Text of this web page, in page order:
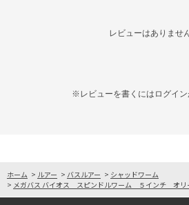
レビューはありません
※レビューを書くには ログイン
ホーム > ルアー > バスルアー > シャッドワーム
> メガバス バイオス スピンドルワーム ５インチ オリ